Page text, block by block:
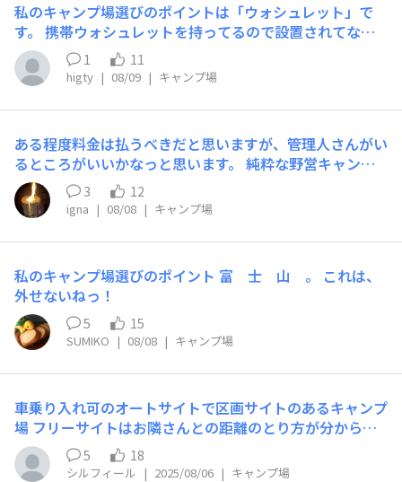
私のキャンプ場選びのポイントは「ウォシュレット」で
す。 携帯ウォシュレットを持ってるので設置されてない
キャンプ場に行くこともありますが、同じエリアに複数の
キャンプ場がある場合は私自身のなかではかなりプラスポ
イントです。
1 11
higty | 08/09 | キャンプ場
ある程度料金は払うべきだと思いますが、管理人さんがい
るところがいいかなっと思います。 純粋な野営キャンプ
はセキュリティと衛生面が不安ですね。 あと、贅沢をい
うと夜は街灯がＯＦＦになると満点の星空が楽しめるチャ
ンスあるのでそんなサイトを日々探しております(笑)
3 12
igna | 08/08 | キャンプ場
私のキャンプ場選びのポイント 富 士 山 。 これは、
外せないねっ！
5 15
SUMIKO | 08/08 | キャンプ場
車乗り入れ可のオートサイトで区画サイトのあるキャンプ
場 フリーサイトはお隣さんとの距離のとり方が分からな
いので、自分エリアがはっきりわかるのが良いです！ あ
と、やっぱりトイレは綺麗✨️な所が良いですね👍
5 18
シルフィール | 2025/08/06 | キャンプ場